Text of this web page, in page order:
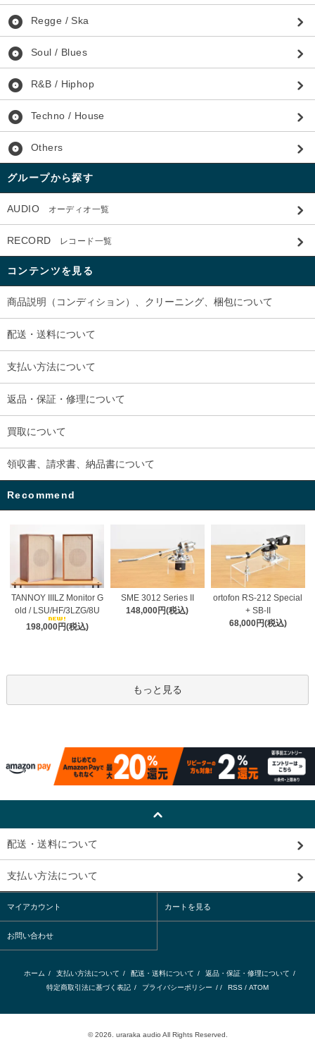
album Regge / Ska
album Soul / Blues
album R&B / Hiphop
album Techno / House
album Others
グループから探す
AUDIO オーディオ一覧
RECORD レコード一覧
コンテンツを見る
商品説明（コンディション）、クリーニング、梱包について
配送・送料について
支払い方法について
返品・保証・修理について
買取について
領収書、請求書、納品書について
Recommend
TANNOY IIILZ Monitor G
old / LSU/HF/3LZG/8U
198,000円(税込)
SME 3012 Series II
148,000円(税込)
ortofon RS-212 Special
+ SB-II
68,000円(税込)
もっと見る
配送・送料について
支払い方法について
マイアカウント カートを見る
お問い合わせ
ホーム / 支払い方法について / 配送・送料について / 返品・保証・修理について /
特定商取引法に基づく表記 / プライバシーポリシー / / RSS / ATOM
© 2026. uraraka audio All Rights Reserved.